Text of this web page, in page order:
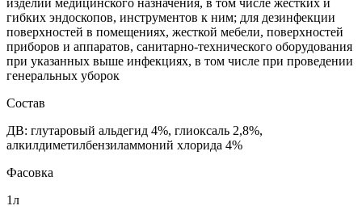
гибких эндоскопов, инструментов к ним; для дезинфекции
поверхностей в помещениях, жесткой мебели, поверхностей
приборов и аппаратов, санитарно-технического оборудования
при указанных выше инфекциях, в том числе при проведении
генеральных уборок
Состав
ДВ: глутаровый альдегид 4%, глиоксаль 2,8%,
алкилдиметилбензиламмоний хлорида 4%
Фасовка
1л